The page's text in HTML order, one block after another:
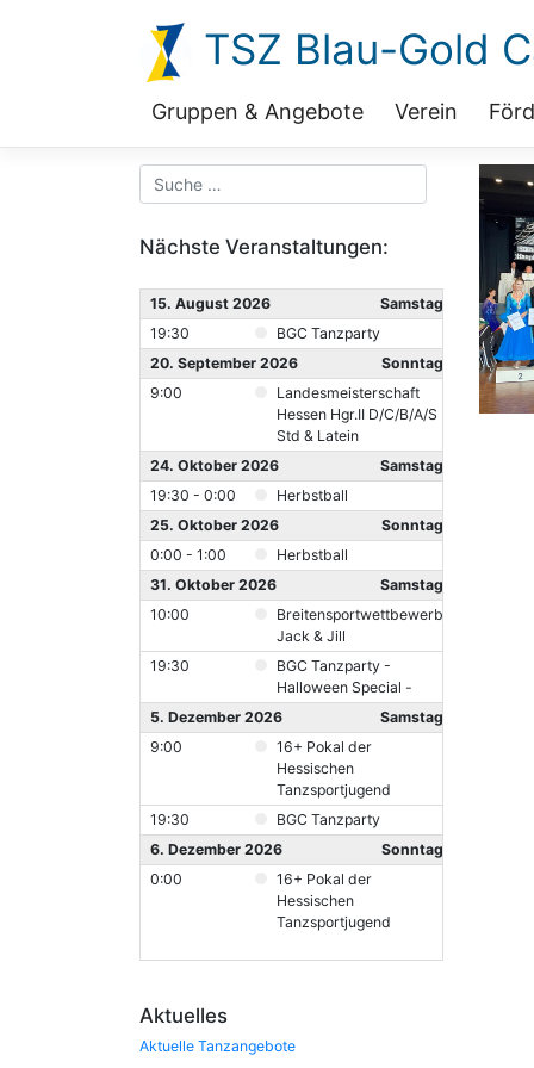
TSZ Blau-Gold
Gruppen & Angebote Verein
Nächste Veranstaltungen:
15. August 2026
Samstag
19:30
BGC Tanzparty
20. September 2026
Sonntag
9:00
Landesmeisterschaft
Hessen Hgr.II D/C/B/A/S
Std & Latein
24. Oktober 2026
Samstag
19:30 - 0:00
Herbstball
25. Oktober 2026
Sonntag
0:00 - 1:00
Herbstball
31. Oktober 2026
Samstag
10:00
Breitensportwettbewerb
Jack & Jill
19:30
BGC Tanzparty -
Halloween Special -
5. Dezember 2026
Samstag
9:00
16+ Pokal der
Hessischen
Tanzsportjugend
19:30
BGC Tanzparty
6. Dezember 2026
Sonntag
0:00
16+ Pokal der
Hessischen
Tanzsportjugend
Aktuelles
Aktuelle Tanzangebote